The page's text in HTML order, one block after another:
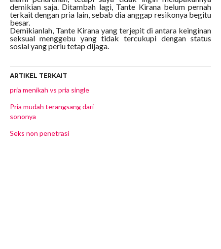
demikian saja. Ditambah lagi, Tante Kirana belum pernah
terkait dengan pria lain, sebab dia anggap resikonya begitu
besar.
Demikianlah, Tante Kirana yang terjepit di antara keinginan
seksual menggebu yang tidak tercukupi dengan status
sosial yang perlu tetap dijaga.
ARTIKEL TERKAIT
pria menikah vs pria single
Pria mudah terangsang dari
sononya
Seks non penetrasi